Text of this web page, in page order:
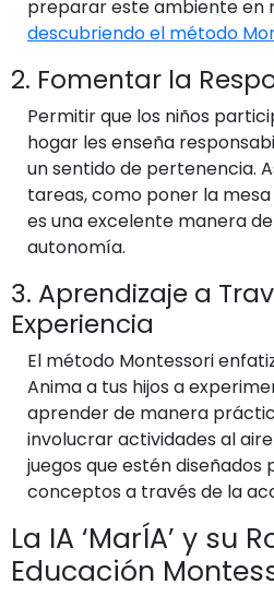
preparar este ambiente en
descubriendo el método
2. Fomentar la
Permitir que los niños
hogar les enseña
un sentido de pertenencia.
tareas, como poner la
es una excelente manera
autonomía.
3. Aprendizaje a
Experiencia
El método Montessori
Anima a tus hijos a
aprender de manera
involucrar actividades al
juegos que estén diseñados
conceptos a través de la
La IA ‘MarÍA’ y su
Educación